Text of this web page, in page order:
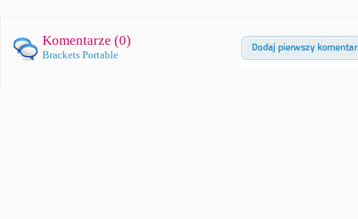
Komentarze (0)
Brackets Portable